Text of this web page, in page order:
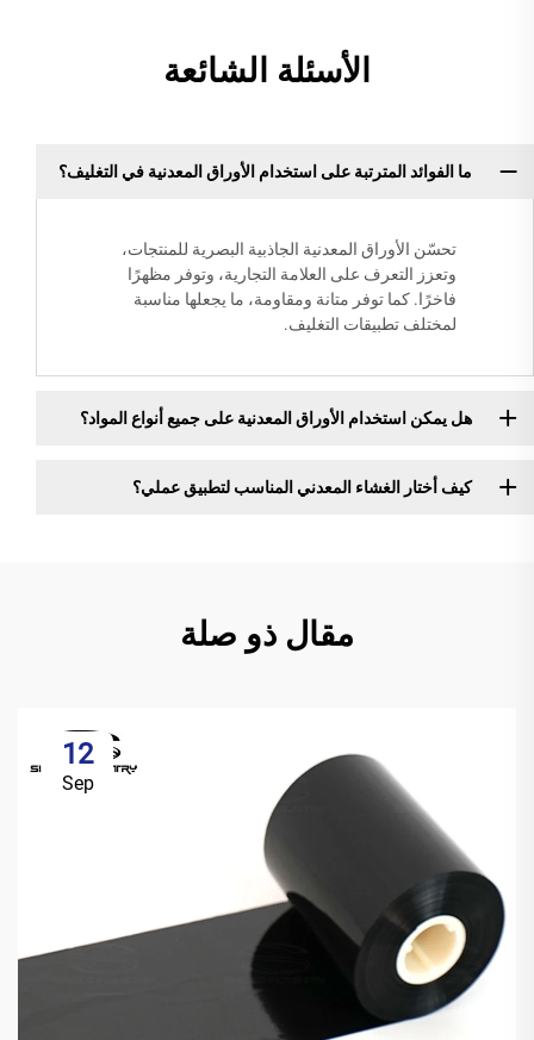
الأسئلة الشائعة
ما الفوائد المترتبة على استخدام الأوراق المعدنية في التغليف؟
تحسّن الأوراق المعدنية الجاذبية البصرية للمنتجات،
وتعزز التعرف على العلامة التجارية، وتوفر مظهرًا
فاخرًا. كما توفر متانة ومقاومة، ما يجعلها مناسبة
لمختلف تطبيقات التغليف.
هل يمكن استخدام الأوراق المعدنية على جميع أنواع المواد؟
كيف أختار الغشاء المعدني المناسب لتطبيق عملي؟
مقال ذو صلة
12
Sep